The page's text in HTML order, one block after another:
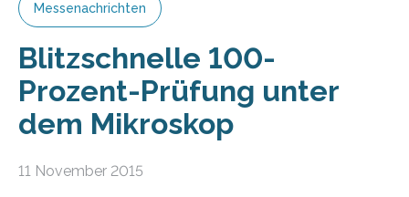
Messenachrichten
Blitzschnelle 100-
Prozent-Prüfung unter
dem Mikroskop
11 November 2015